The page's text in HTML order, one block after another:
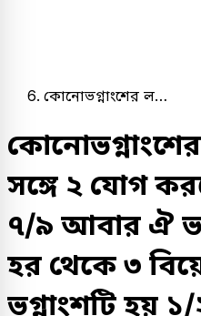
কোনোভগ্নাংশের ল…
সঙ্গে ২ যোগ
৭/৯ আবার ঐ
হর থেকে ৩
ভগ্নাংশটি হয় ১/